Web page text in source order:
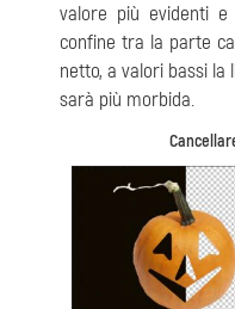
valore più evidenti
confine tra la parte
netto, a valori bassi la
sarà più morbida.